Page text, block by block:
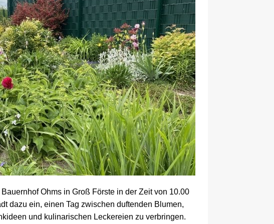
Ohms in Groß Förste in der Zeit von 10.00
dazu ein, einen Tag zwischen duftenden Blumen,
und kulinarischen Leckereien zu verbringen.